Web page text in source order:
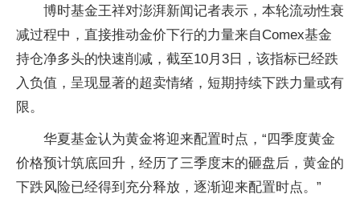
博时基金王祥对澎湃新闻记者表示，本轮流动性衰
减过程中，直接推动金价下行的力量来自Comex基金
持仓净多头的快速削减，截至10月3日，该指标已经跌
入负值，呈现显著的超卖情绪，短期持续下跌力量或有
限。
华夏基金认为黄金将迎来配置时点，“四季度黄金
价格预计筑底回升，经历了三季度末的砸盘后，黄金的
下跌风险已经得到充分释放，逐渐迎来配置时点。”